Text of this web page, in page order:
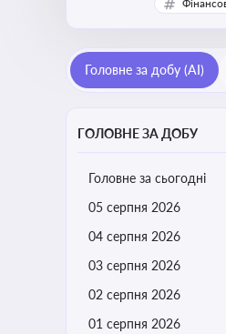
Головне за добу (AI)
ГОЛОВНЕ ЗА ДОБУ
Головне за сьогодні
05 серпня 2026
04 серпня 2026
03 серпня 2026
02 серпня 2026
01 серпня 2026